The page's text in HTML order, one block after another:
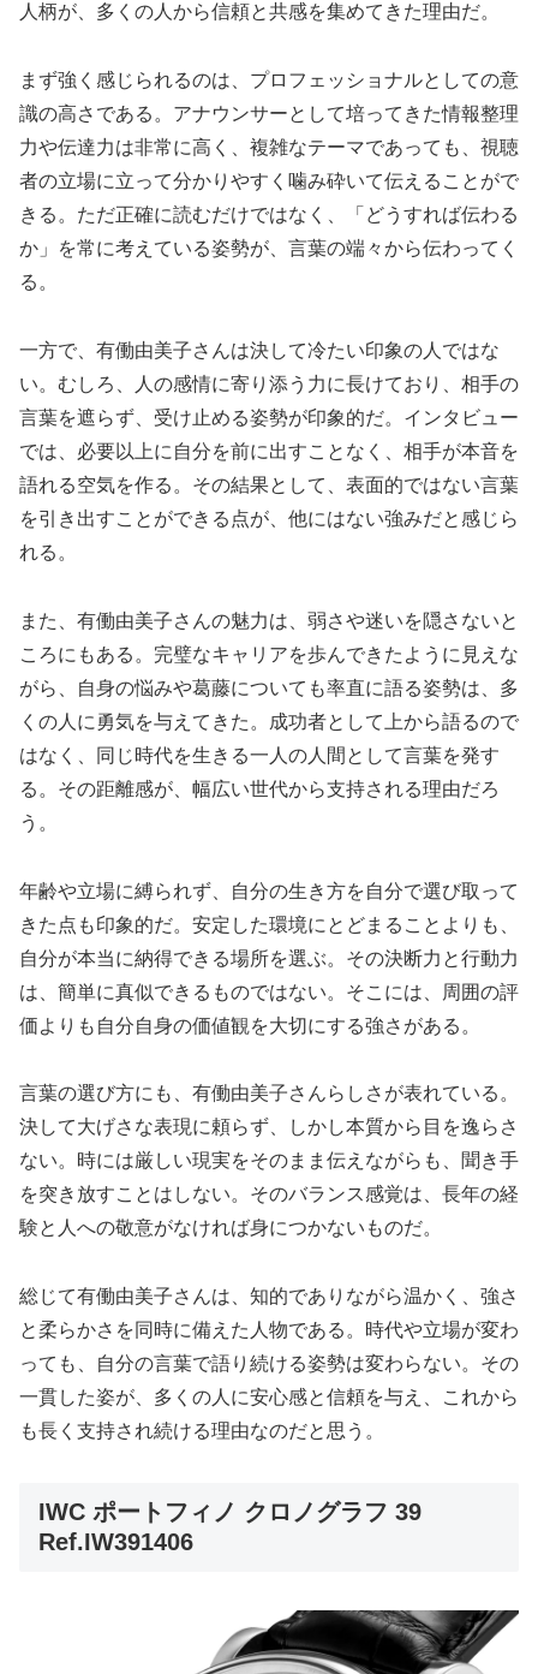
人柄が、多くの人から信頼と共感を集めてきた理由だ。
まず強く感じられるのは、プロフェッショナルとしての意
識の高さである。アナウンサーとして培ってきた情報整理
力や伝達力は非常に高く、複雑なテーマであっても、視聴
者の立場に立って分かりやすく噛み砕いて伝えることがで
きる。ただ正確に読むだけではなく、「どうすれば伝わる
か」を常に考えている姿勢が、言葉の端々から伝わってく
る。
一方で、有働由美子さんは決して冷たい印象の人ではな
い。むしろ、人の感情に寄り添う力に長けており、相手の
言葉を遮らず、受け止める姿勢が印象的だ。インタビュー
では、必要以上に自分を前に出すことなく、相手が本音を
語れる空気を作る。その結果として、表面的ではない言葉
を引き出すことができる点が、他にはない強みだと感じら
れる。
また、有働由美子さんの魅力は、弱さや迷いを隠さないと
ころにもある。完璧なキャリアを歩んできたように見えな
がら、自身の悩みや葛藤についても率直に語る姿勢は、多
くの人に勇気を与えてきた。成功者として上から語るので
はなく、同じ時代を生きる一人の人間として言葉を発す
る。その距離感が、幅広い世代から支持される理由だろ
う。
年齢や立場に縛られず、自分の生き方を自分で選び取って
きた点も印象的だ。安定した環境にとどまることよりも、
自分が本当に納得できる場所を選ぶ。その決断力と行動力
は、簡単に真似できるものではない。そこには、周囲の評
価よりも自分自身の価値観を大切にする強さがある。
言葉の選び方にも、有働由美子さんらしさが表れている。
決して大げさな表現に頼らず、しかし本質から目を逸らさ
ない。時には厳しい現実をそのまま伝えながらも、聞き手
を突き放すことはしない。そのバランス感覚は、長年の経
験と人への敬意がなければ身につかないものだ。
総じて有働由美子さんは、知的でありながら温かく、強さ
と柔らかさを同時に備えた人物である。時代や立場が変わ
っても、自分の言葉で語り続ける姿勢は変わらない。その
一貫した姿が、多くの人に安心感と信頼を与え、これから
も長く支持され続ける理由なのだと思う。
IWC ポートフィノ クロノグラフ 39
Ref.IW391406